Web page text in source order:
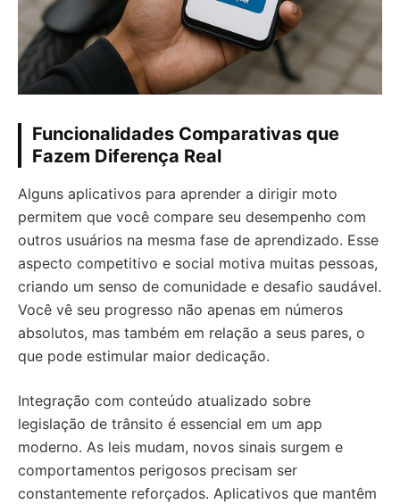
Funcionalidades Comparativas que
Fazem Diferença Real
Alguns aplicativos para aprender a dirigir moto
permitem que você compare seu desempenho com
outros usuários na mesma fase de aprendizado. Esse
aspecto competitivo e social motiva muitas pessoas,
criando um senso de comunidade e desafio saudável.
Você vê seu progresso não apenas em números
absolutos, mas também em relação a seus pares, o
que pode estimular maior dedicação.
Integração com conteúdo atualizado sobre
legislação de trânsito é essencial em um app
moderno. As leis mudam, novos sinais surgem e
comportamentos perigosos precisam ser
constantemente reforçados. Aplicativos que mantêm